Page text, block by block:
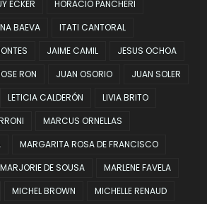
ECKER
HORACIO PANCHERI
BAEVA
ITATI CANTORAL
JAIME CAMIL
JESUS OCHOA
RON JUAN OSORIO
JUAN SOLER
LETICIA CALDERÓN
LIVIA BRITO
MARCUS ORNELLAS
MARGARITA ROSA DE FRANCISCO
MARJORIE DE SOUSA
MARLENE FAVELA
MICHEL BROWN
MICHELLE RENAUD